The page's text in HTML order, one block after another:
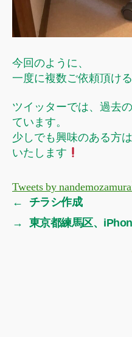
今回のように、
一度に複数ご依頼頂け
ツイッターでは、過去
ています。
少しでも興味のある方
いたします
Tweets by
←
チラシ作成
→
東京都練馬区、